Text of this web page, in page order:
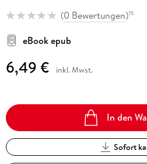
(0 Bewertungen)15
eBook epub
6,49 € inkl. Mwst.
In den
Sofort